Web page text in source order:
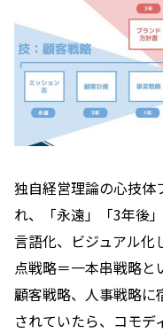
独自経営理論の心技体
れ、「永遠」「3年後
言語化、ビジュアル化
点戦略＝一本串戦略と
顧客戦略、人事戦略に
されていたら、コモデ